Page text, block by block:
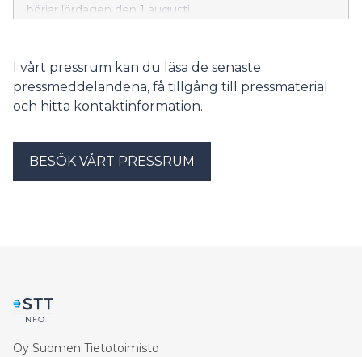
börjar lördagen den 1 augusti.
I vårt pressrum kan du läsa de senaste
pressmeddelandena, få tillgång till pressmaterial
och hitta kontaktinformation.
BESÖK VÅRT PRESSRUM
Oy Suomen Tietotoimisto